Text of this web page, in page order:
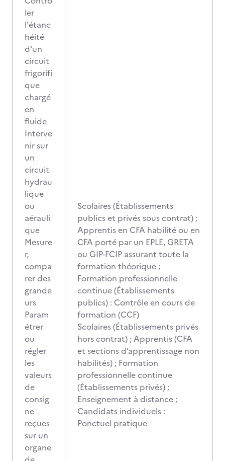
ler
l'étanc
héité
d'un
circuit
frigorifi
que
chargé
en
fluide
Interve
nir sur
un
circuit
hydrau
lique
ou
aérauli
que
Mesure
r,
compa
rer des
grande
urs
Param
étrer
ou
régler
les
valeurs
de
consig
ne
reçues
sur un
organe
Scolaires (Établissements
publics et privés sous contrat) ;
Apprentis en CFA habilité ou en
CFA porté par un EPLE, GRETA
ou GIP-FCIP assurant toute la
formation théorique ;
Formation professionnelle
continue (Établissements
publics) : Contrôle en cours de
formation (CCF)
Scolaires (Établissements privés
hors contrat) ; Apprentis (CFA
et sections d’apprentissage non
habilités) ; Formation
professionnelle continue
(Établissements privés) ;
Enseignement à distance ;
Candidats individuels :
Ponctuel pratique